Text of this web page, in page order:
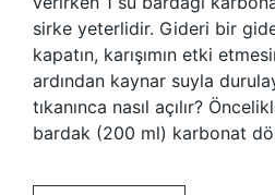
sirke yeterlidir. Gideri bir
kapatın, karışımın etki
ardından kaynar suyla
tıkanınca nasıl açılır?
bardak (200 ml) karbonat